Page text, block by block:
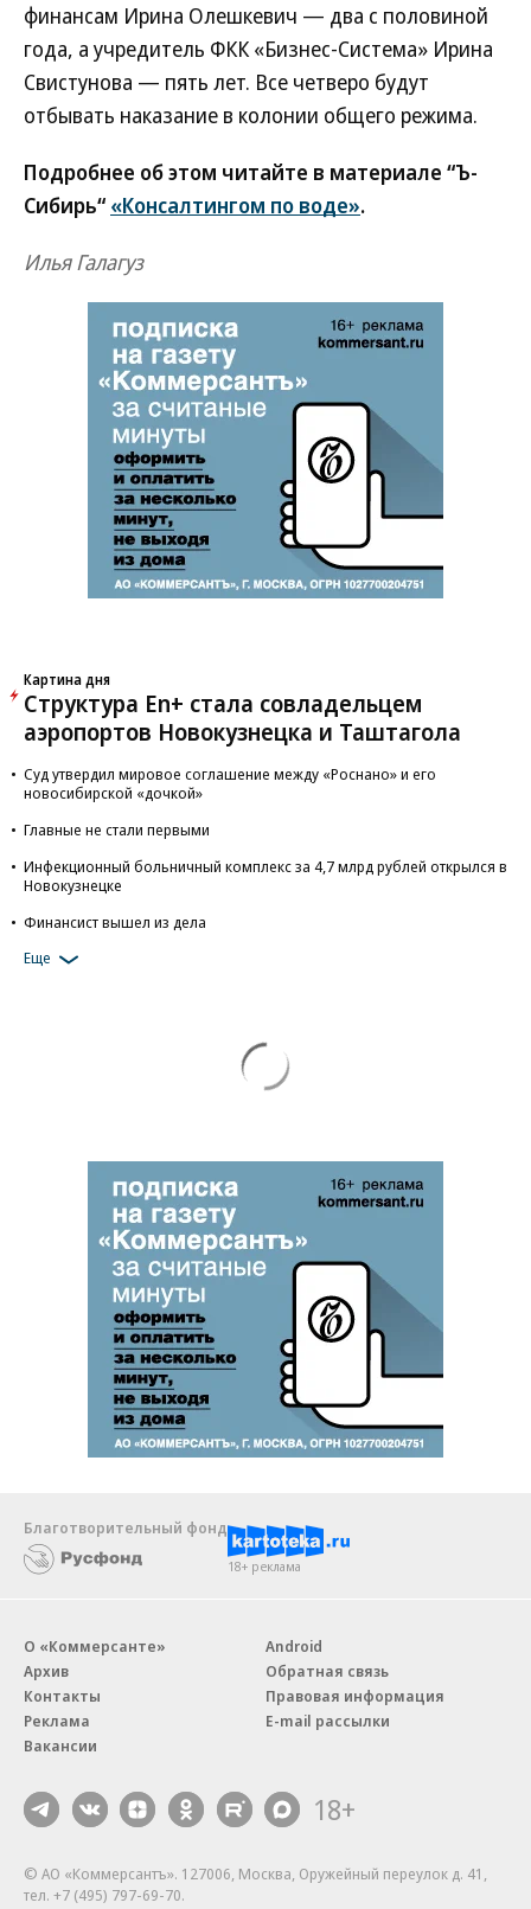
финансам Ирина Олешкевич — два с половиной
года, а учредитель ФКК «Бизнес-Система» Ирина
Свистунова — пять лет. Все четверо будут
отбывать наказание в колонии общего режима.
Подробнее об этом читайте в материале “Ъ-
Сибирь“ «Консалтингом по воде».
Илья Галагуз
Картина дня
Структура En+ стала совладельцем
аэропортов Новокузнецка и Таштагола
Суд утвердил мировое соглашение между «Роснано» и его
новосибирской «дочкой»
Главные не стали первыми
Инфекционный больничный комплекс за 4,7 млрд рублей открылся в
Новокузнецке
Финансист вышел из дела
Еще
Благотворительный фонд
18+ реклама
О «Коммерсанте»
Архив
Контакты
Реклама
Вакансии
Android
Обратная связь
Правовая информация
E-mail рассылки
18+
© АО «Коммерсантъ». 127006, Москва, Оружейный переулок д. 41,
тел. +7 (495) 797-69-70.